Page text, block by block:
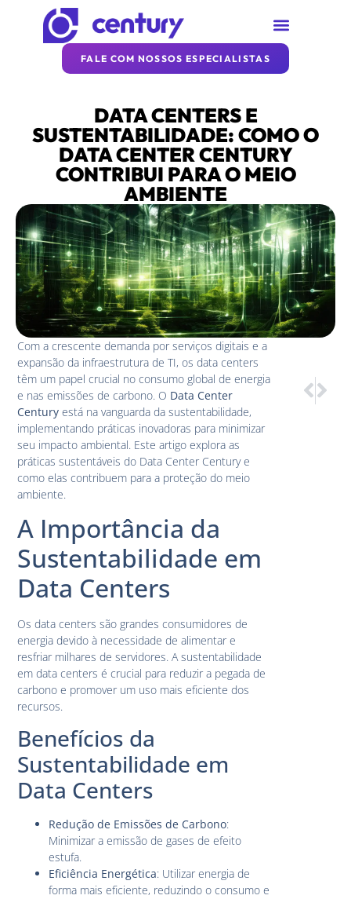
FALE COM NOSSOS ESPECIALISTAS
DATA CENTERS E
SUSTENTABILIDADE: COMO O
DATA CENTER CENTURY
CONTRIBUI PARA O MEIO
AMBIENTE
Com a crescente demanda por serviços digitais e a
expansão da infraestrutura de TI, os data centers
têm um papel crucial no consumo global de energia
e nas emissões de carbono. O Data Center
Century está na vanguarda da sustentabilidade,
implementando práticas inovadoras para minimizar
seu impacto ambiental. Este artigo explora as
práticas sustentáveis do Data Center Century e
como elas contribuem para a proteção do meio
ambiente.
A Importância da
Sustentabilidade em
Data Centers
Os data centers são grandes consumidores de
energia devido à necessidade de alimentar e
resfriar milhares de servidores. A sustentabilidade
em data centers é crucial para reduzir a pegada de
carbono e promover um uso mais eficiente dos
recursos.
Benefícios da
Sustentabilidade em
Data Centers
Redução de Emissões de Carbono:
Minimizar a emissão de gases de efeito
estufa.
Eficiência Energética: Utilizar energia de
forma mais eficiente, reduzindo o consumo e
Tier 3